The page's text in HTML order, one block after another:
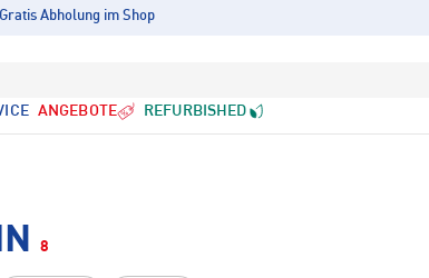
Gratis Abholung im Shop
ANGEBOTE REFURBISHED
8